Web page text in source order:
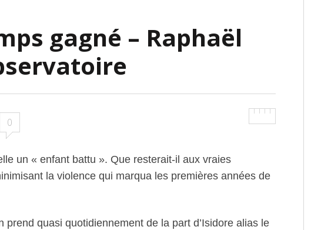
gagné – Raphaël
0
un « enfant battu ». Que resterait-il aux vraies
la violence qui marqua les premières années de
quasi quotidiennement de la part d’Isidore alias le